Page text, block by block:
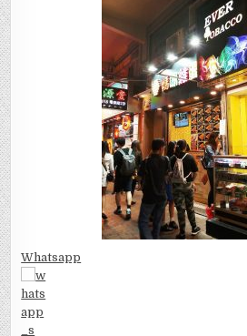
Whatsapp